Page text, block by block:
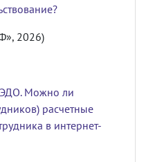
2026)
Можно ли
расчетные
в интернет-